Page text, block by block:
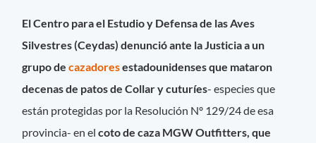
El Centro para el Estudio y Defensa de las Aves
Silvestres (Ceydas) denunció ante la Justicia a un
grupo decazadoresestadounidenses que mataron
decenas de patos de Collar y cuturíes- especies que
están protegidas por la Resolución Nº 129/24 de esa
provincia- en elcoto de caza MGW Outfitters, que